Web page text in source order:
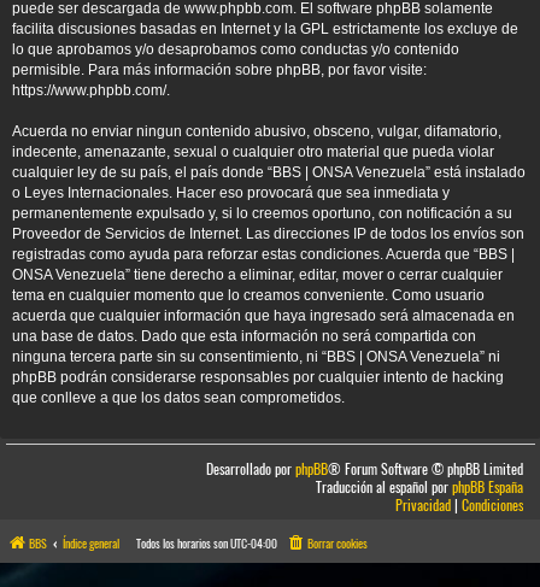
puede ser descargada de www.phpbb.com. El software phpBB solamente
facilita discusiones basadas en Internet y la GPL estrictamente los excluye de
lo que aprobamos y/o desaprobamos como conductas y/o contenido
permisible. Para más información sobre phpBB, por favor visite:
https://www.phpbb.com/.
Acuerda no enviar ningun contenido abusivo, obsceno, vulgar, difamatorio,
indecente, amenazante, sexual o cualquier otro material que pueda violar
cualquier ley de su país, el país donde “BBS | ONSA Venezuela” está instalado
o Leyes Internacionales. Hacer eso provocará que sea inmediata y
permanentemente expulsado y, si lo creemos oportuno, con notificación a su
Proveedor de Servicios de Internet. Las direcciones IP de todos los envíos son
registradas como ayuda para reforzar estas condiciones. Acuerda que “BBS |
ONSA Venezuela” tiene derecho a eliminar, editar, mover o cerrar cualquier
tema en cualquier momento que lo creamos conveniente. Como usuario
acuerda que cualquier información que haya ingresado será almacenada en
una base de datos. Dado que esta información no será compartida con
ninguna tercera parte sin su consentimiento, ni “BBS | ONSA Venezuela” ni
phpBB podrán considerarse responsables por cualquier intento de hacking
que conlleve a que los datos sean comprometidos.
Desarrollado porphpBB® Forum Software © phpBB Limited
Traducción al español porphpBB España
Privacidad|Condiciones
BBS Índice general Todos los horarios sonUTC-04:00 Borrar cookies